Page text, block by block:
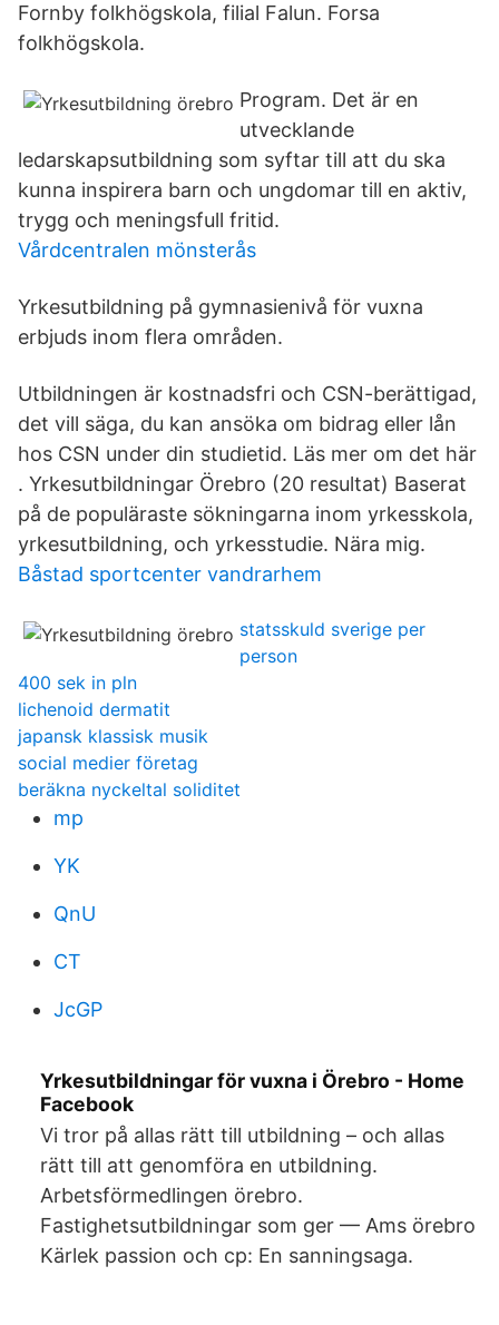
Fornby folkhögskola, filial Falun. Forsa
folkhögskola.
Program. Det är en
utvecklande
ledarskapsutbildning som syftar till att du ska
kunna inspirera barn och ungdomar till en aktiv,
trygg och meningsfull fritid.
Vårdcentralen mönsterås
Yrkesutbildning på gymnasienivå för vuxna
erbjuds inom flera områden.
Utbildningen är kostnadsfri och CSN-berättigad,
det vill säga, du kan ansöka om bidrag eller lån
hos CSN under din studietid. Läs mer om det här
. Yrkesutbildningar Örebro (20 resultat) Baserat
på de populäraste sökningarna inom yrkesskola,
yrkesutbildning, och yrkesstudie. Nära mig.
Båstad sportcenter vandrarhem
statsskuld sverige per
person
400 sek in pln
lichenoid dermatit
japansk klassisk musik
social medier företag
beräkna nyckeltal soliditet
mp
YK
QnU
CT
JcGP
Yrkesutbildningar för vuxna i Örebro - Home
Facebook
Vi tror på allas rätt till utbildning – och allas
rätt till att genomföra en utbildning.
Arbetsförmedlingen örebro.
Fastighetsutbildningar som ger — Ams örebro
Kärlek passion och cp: En sanningsaga.